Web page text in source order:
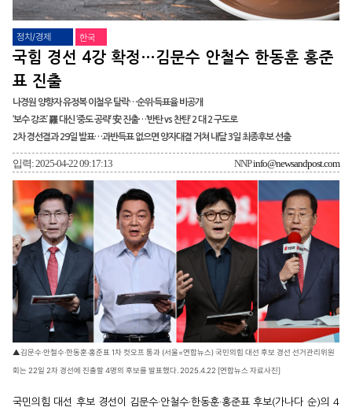
정치/경제 한국
국힘 경선 4강 확정…김문수 안철수 한동훈 홍준
표 진출
나경원 양향자 유정복 이철우 탈락…순위·득표율 비공개
‘보수 강조’ 羅 대신 ‘중도 공략’ 安 진출…‘반탄 vs 찬탄’ 2 대 2 구도로
2차 경선결과 29일 발표…과반득표 없으면 양자대결 거쳐 내달 3일 최종후보 선출
입력: 2025-04-22 09:17:13 NNPinfo@newsandpost.com
▲김문수·안철수·한동훈·홍준표 1차 컷오프 통과 (서울=연합뉴스) 국민의힘 대선 후보 경선 선거관리위원
회는 22일 2차 경선에 진출할 4명의 후보를 발표했다. 2025.4.22 [연합뉴스 자료사진]
국민의힘 대선 후보 경선이 김문수·안철수·한동훈·홍준표 후보(가나다 순)의 4